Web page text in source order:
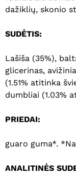
dažiklių, skonio
SUDĖTIS:
Lašiša (35%),
glicerinas,
(1.51% atitinka
dumbliai (1.03%
PRIEDAI:
guaro guma*.
ANALITINĖS